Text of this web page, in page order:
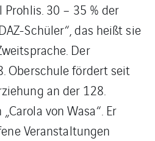
30 – 35 % der
Schüler“, das heißt sie
Der
Oberschule fördert seit
an der 128.
von Wasa“. Er
Veranstaltungen